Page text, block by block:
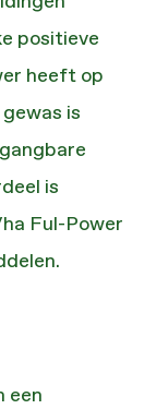
positieve
heeft op
is
is
Ful-Power
een